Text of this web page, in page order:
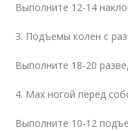
Выполните 12-14
3. Подъемы колен с
Выполните 18-20
4. Мах ногой перед
Выполните 10-12